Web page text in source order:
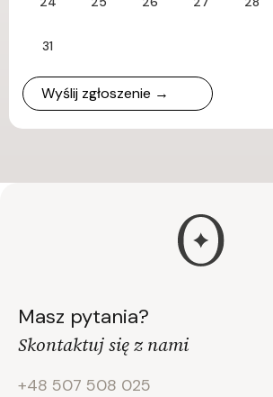
31
Wyślij zgłoszenie →
Masz pytania?
Skontaktuj się z nami
+48 507 508 025